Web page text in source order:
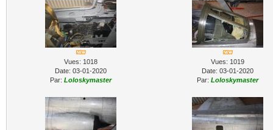
Vues: 1018
Date: 03-01-2020
Par: Loloskymaster
Vues: 1019
Date: 03-01-2020
Par: Loloskymaster